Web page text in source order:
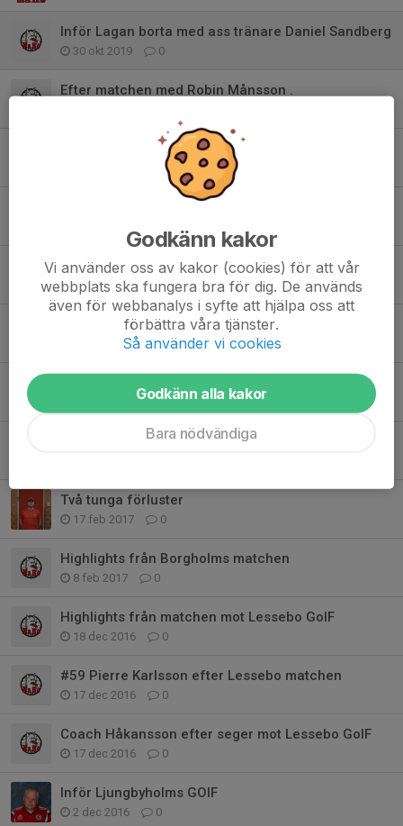
Inför Lagan borta med ass tränare Daniel Sandberg
30 okt 2019 0
Efter matchen med Robin Månsson .
Träningsmatcher inför seriestart
0
Coach Millestedt om serieavslutning samt playoff
3 sep 2018 0
13 jun 2018 0
15 maj 2017 0
Säsongssummering 16/17
Två tunga förluster
17 feb 2017 0
Highlights från Borgholms matchen
8 feb 2017 0
Highlights från matchen mot Lessebo GoIF
18 dec 2016 0
#59 Pierre Karlsson efter Lessebo matchen
17 dec 2016 0
Coach Håkansson efter seger mot Lessebo GoIF
17 dec 2016 0
Inför Ljungbyholms GOIF
2 dec 2016 0
Godkänn kakor
Vi använder oss av kakor (cookies) för att vår
webbplats ska fungera bra för dig. De används
även för webbanalys i syfte att hjälpa oss att
förbättra våra tjänster.
Så använder vi cookies
Godkänn alla kakor
Bara nödvändiga